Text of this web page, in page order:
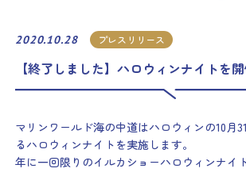
2020.10.28 プレスリリース
【終了しました】ハロウィンナイトを
マリンワールド海の中道はハロウィンの10月
るハロウィンナイトを実施します。
年に一回限りのイルカショーハロウィンナイ